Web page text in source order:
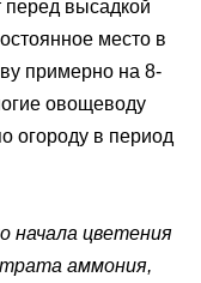
перед высадкой
место в
примерно на 8-
овощеводу
огороду в период
начала цветения
аммония,